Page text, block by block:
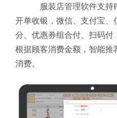
服装店管理软件支持
开单收银，微信、支付宝、
分、优惠券组合付、扫码付
根据顾客消费金额，智能推
消费。